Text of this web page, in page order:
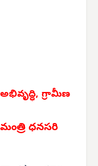
గ్రామీణ
మంత్రి ధనసరి